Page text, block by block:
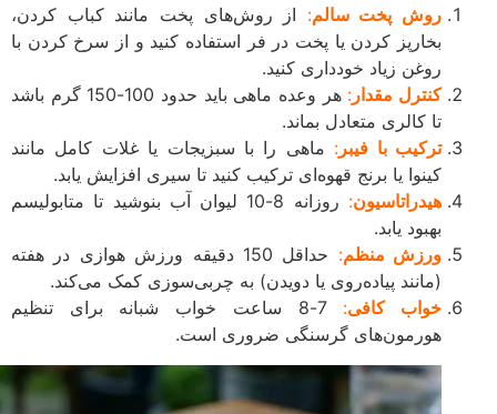
روش پخت سالم:از روش‌های پخت مانند کباب کردن،
بخارپز کردن یا پخت در فر استفاده کنید و از سرخ کردن با
روغن زیاد خودداری کنید.
کنترل مقدار:
هر وعده ماهی باید حدود 100-150 گرم باشد
تا کالری متعادل بماند.
ترکیب با فیبر :ماهی را با سبزیجات یا غلات کامل مانند
کینوا یا برنج قهوه‌ای ترکیب کنید تا سیری افزایش یابد.
هیدراتاسیون:
روزانه 8-10 لیوان آب بنوشید تا متابولیسم
بهبود یابد.
ورزش منظم:
حداقل 150 دقیقه ورزش هوازی در هفته
(مانند پیاده‌روی یا دویدن) به چربی‌سوزی کمک می‌کند.
خواب کافی:
7-8 ساعت خواب شبانه برای تنظیم
هورمون‌های گرسنگی ضروری است.